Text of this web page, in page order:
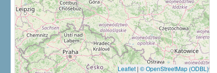
Leaflet | © OpenStreetMap (ODBL)